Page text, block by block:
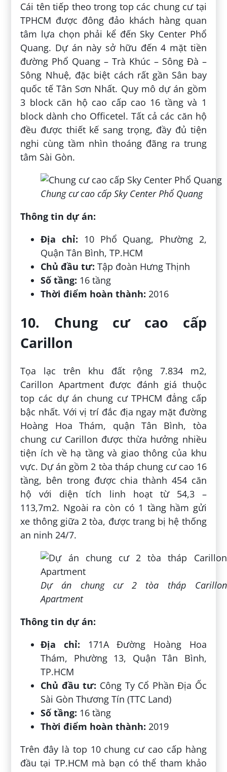
Cái tên tiếp theo trong top các chung cư tại
TPHCM được đông đảo khách hàng quan
tâm lựa chọn phải kể đến Sky Center Phổ
Quang. Dự án này sở hữu đến 4 mặt tiền
đường Phổ Quang – Trà Khúc – Sông Đà –
Sông Nhuệ, đặc biệt cách rất gần Sân bay
quốc tế Tân Sơn Nhất. Quy mô dự án gồm
3 block căn hộ cao cấp cao 16 tầng và 1
block dành cho Officetel. Tất cả các căn hộ
đều được thiết kế sang trọng, đầy đủ tiện
nghi cùng tầm nhìn thoáng đãng ra trung
tâm Sài Gòn.
Chung cư cao cấp Sky Center Phổ Quang
Thông tin dự án:
Địa chỉ: 10 Phổ Quang, Phường 2,
Quận Tân Bình, TP.HCM
Chủ đầu tư:Tập đoàn Hưng Thịnh
Số tầng: 16 tầng
Thời điểm hoàn thành:2016
10. Chung cư cao cấp
Carillon
Tọa lạc trên khu đất rộng 7.834 m2,
Carillon Apartment được đánh giá thuộc
top các dự án chung cư TPHCM đẳng cấp
bậc nhất. Với vị trí đắc địa ngay mặt đường
Hoàng Hoa Thám, quận Tân Bình, tòa
chung cư Carillon được thừa hưởng nhiều
tiện ích về hạ tầng và giao thông của khu
vực. Dự án gồm 2 tòa tháp chung cư cao 16
tầng, bên trong được chia thành 454 căn
hộ với diện tích linh hoạt từ 54,3 –
113,7m2. Ngoài ra còn có 1 tầng hầm gửi
xe thông giữa 2 tòa, được trang bị hệ thống
an ninh 24/7.
Dự án chung cư 2 tòa tháp Carillon
Apartment
Thông tin dự án:
Địa chỉ: 171A Đường Hoàng Hoa
Thám, Phường 13, Quận Tân Bình,
TP.HCM
Chủ đầu tư: Công Ty Cổ Phần Địa Ốc
Sài Gòn Thương Tín (TTC Land)
Số tầng: 16 tầng
Thời điểm hoàn thành: 2019
Trên đây là top 10 chung cư cao cấp hàng
đầu tại TP.HCM mà bạn có thể tham khảo